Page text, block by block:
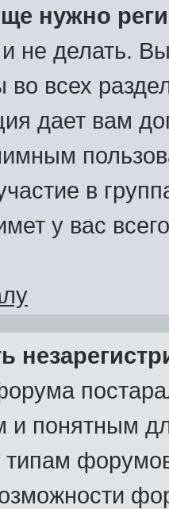
нужно
не делать.
во всех
дает вам
в
у вас
и понятным
типам